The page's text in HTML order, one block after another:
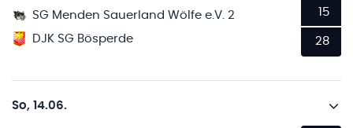
SG Menden Sauerland Wölfe e.V. 2
DJK SG Bösperde
15
28
So, 14.06.